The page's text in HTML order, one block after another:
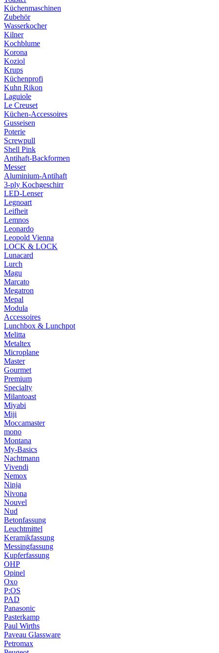
Küchenmaschinen
Zubehör
Wasserkocher
Kilner
Kochblume
Korona
Koziol
Krups
Küchenprofi
Kuhn Rikon
Laguiole
Le Creuset
Küchen-Accessoires
Gusseisen
Poterie
Screwpull
Shell Pink
Antihaft-Backformen
Messer
Aluminium-Antihaft
3-ply Kochgeschirr
LED-Lenser
Legnoart
Leifheit
Lemnos
Leonardo
Leopold Vienna
LOCK & LOCK
Lunacard
Lurch
Magu
Marcato
Megatron
Mepal
Modula
Accessoires
Lunchbox & Lunchpot
Melitta
Metaltex
Microplane
Master
Gourmet
Premium
Specialty
Milantoast
Miyabi
Miji
Moccamaster
mono
Montana
My-Basics
Nachtmann
Vivendi
Nemox
Ninja
Nivona
Nouvel
Nud
Betonfassung
Leuchtmittel
Keramikfassung
Messingfassung
Kupferfassung
OHP
Opinel
Oxo
P:OS
PAD
Panasonic
Pasterkamp
Paul Wirths
Paveau Glassware
Petromax